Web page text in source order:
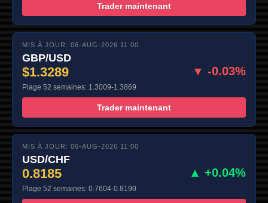
Trader maintenant
MIS À JOUR: 06-AUG-2026 11:00
GBP/USD
$1.3289 ▼ -0.03%
Plage 52 semaines: 1.3009-1.3869
Trader maintenant
MIS À JOUR: 06-AUG-2026 11:00
USD/CHF
0.8185 ▲ +0.04%
Plage 52 semaines: 0.7604-0.8190